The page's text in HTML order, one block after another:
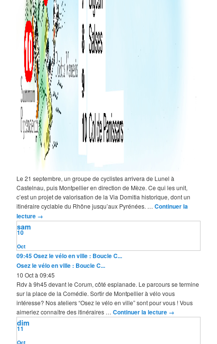
Le 21 septembre, un groupe de cyclistes arrivera de Lunel à
Castelnau, puis Montpellier en direction de Mèze. Ce qui les unit,
c’est un projet de valorisation de la Via Domitia historique, dont un
itinéraire cyclable du Rhône jusqu’aux Pyrénées. …Continuer la
lecture →
Oct
10
sam
09:45Osez le vélo en ville : Boucle C...
Osez le vélo en ville : Boucle C...
10 Oct à 09:45
Rdv à 9h45 devant le Corum, côté esplanade. Le parcours se termine
sur la place de la Comédie. Sortir de Montpellier à vélo vous
intéresse? Nos ateliers “Osez le vélo en ville” sont pour vous ! Vous
aimeriez connaître des itinéraires …Continuer la lecture →
Oct
11
dim